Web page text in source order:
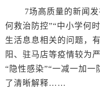
7场高质量的新闻
何救治防控”“中小学何
生活息息相关的问题，
阳、驻马店等疫情较为
“隐性感染”“一减一加一
了清晰解释……